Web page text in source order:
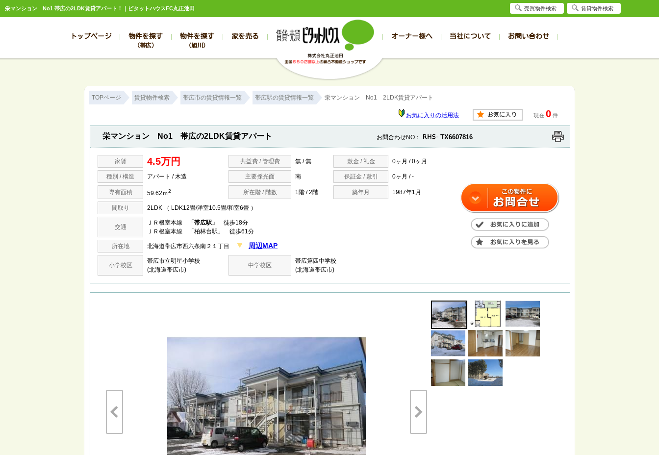
栄マンション No1 帯広の2LDK賃貸アパート！｜ピタットハウスFC丸正池田
トップページ 物件を探す
（帯広）
帯広の売買物件一覧
帯広の新築一戸建て
帯広の中古マンション
帯広の1000万円以下
帯広の1000万～2000万円
帯広の賃貸物件一覧
帯広の賃貸アパート
帯広の賃貸マンション
帯広の賃貸事務所
帯広の1R～1K
帯広の2K～2LDK
物件を探す
（旭川）
旭川の売買物件一覧
旭川の新築一戸建て
旭川の中古マンション
旭川の1000万円以下
旭川の1000万～2000万円
旭川の賃貸物件一覧
旭川の賃貸アパート
旭川の賃貸マンション
旭川の賃貸事務所
旭川の1R～1K
旭川の2K～2LDK
家を売る オーナー様へ 当社について
スタッフブログ お客様の声
お問い合わせ
売却のお問合せ 入居者様専用（帯広店）
TOPページ 賃貸物件検索 帯広市の賃貸情報一覧 帯広駅の賃貸情報一覧 栄マンション No1 2LDK賃貸アパート
お気に入りの活用法 現在 0 件
栄マンション No1 帯広の2LDK賃貸アパート お問合わせNO： TX6607816
家賃 4.5万円 共益費 / 管理費 無 / 無 敷金 / 礼金 0ヶ月 / 0ヶ月
種別 / 構造 アパート / 木造 主要採光面 南 保証金 / 敷引 0ヶ月 / -
専有面積 59.62ｍ2 所在階 / 階数 1階 / 2階 築年月 1987年1月
間取り 2LDK （ LDK12畳/洋室10.5畳/和室6畳 ）
交通
ＪＲ根室本線 「帯広駅」
徒歩18分
ＪＲ根室本線 「柏林台駅」 徒歩61分
所在地 北海道帯広市西六条南２１丁目 周辺MAP
小学校区
帯広市立明星小学校
(北海道帯広市)
中学校区
帯広第四中学校
(北海道帯広市)
売買物件検索 賃貸物件検索